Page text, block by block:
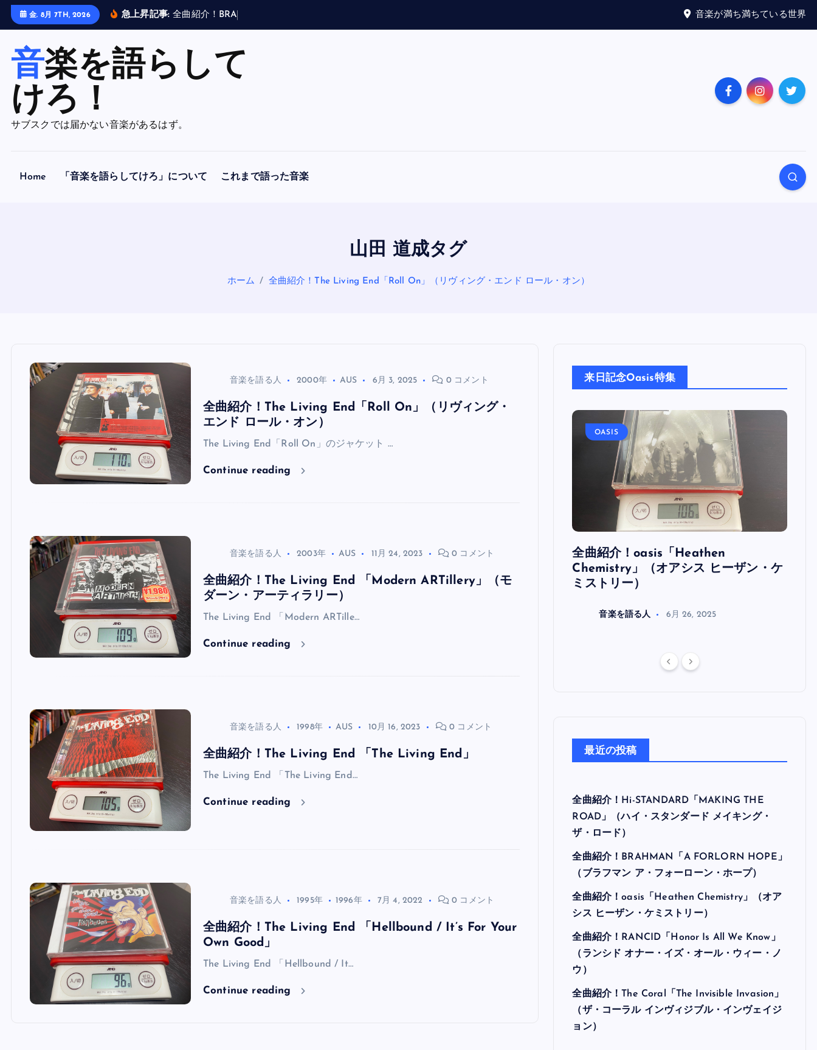
金. 8月 7TH, 2026 急上昇記事: 全曲 紹介 ！ B RA 音楽が満ち満ちている世界
音楽を語らして
けろ！
サブスクでは届かない音楽があるはず。
Home 「音楽を語らしてけろ」について これまで語った音楽
山田 道成タグ
ホーム 全曲紹介！The Living End「Roll On」（リヴィング・エンド ロール・オン）
音楽を語る人 2000年 AUS 6月 3, 2025 0 コメント
全曲紹介！The Living End「Roll On」（リヴィング・
エンド ロール・オン）
The Living End「Roll On」のジャケット …
Continue reading
音楽を語る人 2003年 AUS 11月 24, 2023 0 コメント
全曲紹介！The Living End 「Modern ARTillery」（モ
ダーン・アーティラリー）
The Living End 「Modern ARTille…
Continue reading
音楽を語る人 1998年 AUS 10月 16, 2023 0 コメント
全曲紹介！The Living End 「The Living End」
The Living End 「The Living End…
Continue reading
音楽を語る人 1995年 1996年 7月 4, 2022 0 コメント
全曲紹介！The Living End 「Hellbound / It’s For Your
Own Good」
The Living End 「Hellbound / It…
Continue reading
来日記念Oasis特集
全曲紹介！oasis「Definitely
ー・メイビー）
OASIS
全曲紹介！oasis「Heathen
Chemistry」（オアシス ヒーザン・ケ
ミストリー）
音楽を語る人 6月 26, 2025
最近の投稿
全曲紹介！Hi-STANDARD「MAKING THE
ROAD」（ハイ・スタンダード メイキング・
ザ・ロード）
全曲紹介！BRAHMAN「A FORLORN HOPE」
（ブラフマン ア・フォーローン・ホープ）
全曲紹介！oasis「Heathen Chemistry」（オア
シス ヒーザン・ケミストリー）
全曲紹介！RANCID「Honor Is All We Know」
（ランシド オナー・イズ・オール・ウィー・ノ
ウ）
全曲紹介！The Coral「The Invisible Invasion」
（ザ・コーラル インヴィジブル・インヴェイジ
ョン）